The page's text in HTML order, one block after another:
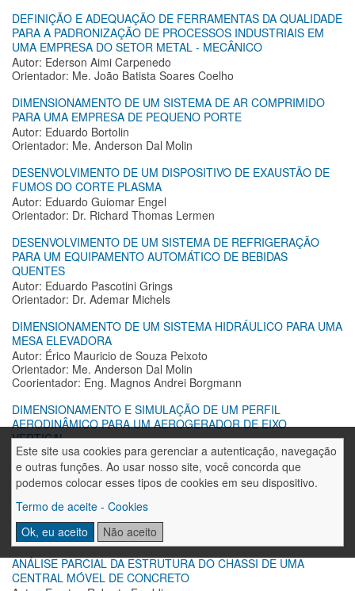
Este site usa cookies para gerenciar a autenticação, navegação
e outras funções. Ao usar nosso site, você concorda que
podemos colocar esses tipos de cookies em seu dispositivo.
Termo de aceite - Cookies
Ok, eu aceito
Não aceito
DEFINIÇÃO E ADEQUAÇÃO DE FERRAMENTAS DA QUALIDADE
PARA A PADRONIZAÇÃO DE PROCESSOS INDUSTRIAIS EM
UMA EMPRESA DO SETOR METAL - MECÂNICO
Autor: Ederson Aimi Carpenedo
Orientador: Me. João Batista Soares Coelho
DIMENSIONAMENTO DE UM SISTEMA DE AR COMPRIMIDO
PARA UMA EMPRESA DE PEQUENO PORTE
Autor: Eduardo Bortolin
Orientador: Me. Anderson Dal Molin
DESENVOLVIMENTO DE UM DISPOSITIVO DE EXAUSTÃO DE
FUMOS DO CORTE PLASMA
Autor: Eduardo Guiomar Engel
Orientador: Dr. Richard Thomas Lermen
DESENVOLVIMENTO DE UM SISTEMA DE REFRIGERAÇÃO
PARA UM EQUIPAMENTO AUTOMÁTICO DE BEBIDAS
QUENTES
Autor: Eduardo Pascotini Grings
Orientador: Dr. Ademar Michels
DIMENSIONAMENTO DE UM SISTEMA HIDRÁULICO PARA UMA
MESA ELEVADORA
Autor: Érico Mauricio de Souza Peixoto
Orientador: Me. Anderson Dal Molin
Coorientador: Eng. Magnos Andrei Borgmann
DIMENSIONAMENTO E SIMULAÇÃO DE UM PERFIL
AERODINÂMICO PARA UM AEROGERADOR DE EIXO
VERTICAL
Autor: Eudes Klockner Matte
Orientador: Dr. Ademar Michels
ANÁLISE DA EFICIÊNCIA DO TROCADOR DE CALOR DE UM
SISTEMA HIDRÁULICO
Autor: Evanei Antonio Marasca
Orientador: Dr. Ademar Michels
ANÁLISE PARCIAL DA ESTRUTURA DO CHASSI DE UMA
CENTRAL MÓVEL DE CONCRETO